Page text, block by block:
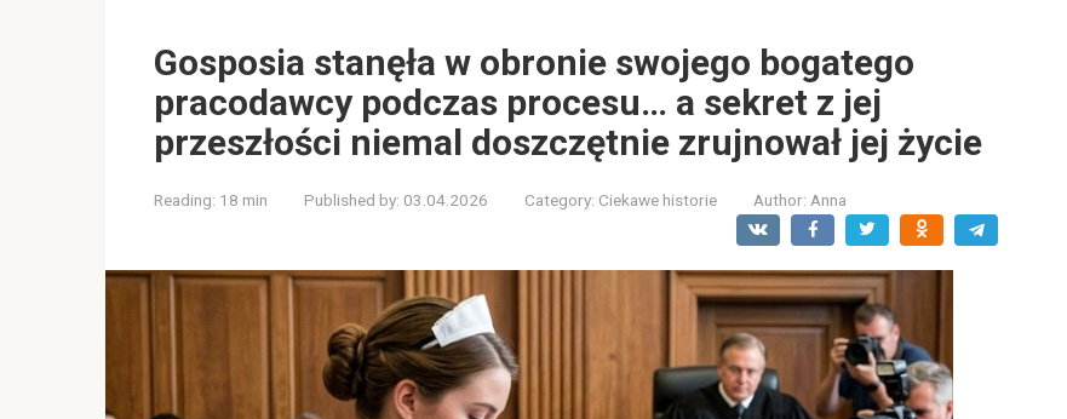
Gosposia stanęła w obronie swojego bogatego
pracodawcy podczas procesu… a sekret z jej
przeszłości niemal doszczętnie zrujnował jej życie
Reading: 18 min Published by: 03.04.2026 Category: Ciekawe historie Author: Anna